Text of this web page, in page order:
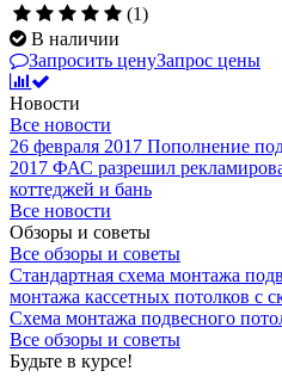
(1)
В наличии
Запросить ценуЗапрос цены
Новости
Все новости
26 февраля 2017 Пополнение
2017 ФАС разрешил
коттеджей и бань
Все новости
Обзоры и советы
Все обзоры и советы
Стандартная схема монтажа
монтажа кассетных потолков с
Схема монтажа подвесного
Все обзоры и советы
Будьте в курсе!